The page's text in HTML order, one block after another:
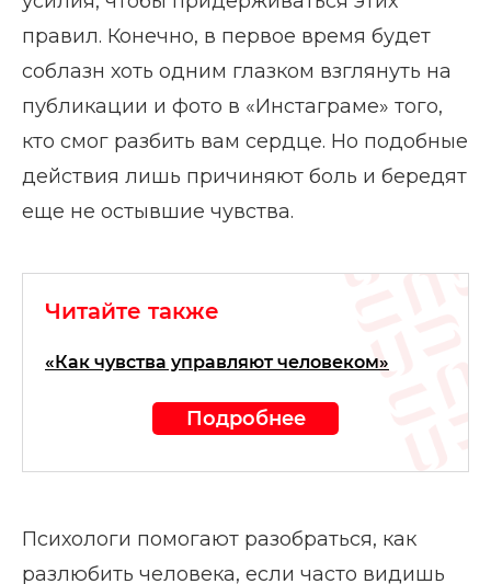
правил. Конечно, в первое время будет
соблазн хоть одним глазком взглянуть на
публикации и фото в «Инстаграме» того,
кто смог разбить вам сердце. Но подобные
действия лишь причиняют боль и бередят
еще не остывшие чувства.
Читайте также
«Как чувства управляют человеком»
Подробнее
Психологи помогают разобраться, как
разлюбить человека, если часто видишь